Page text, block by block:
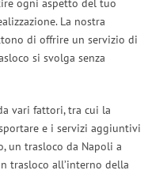
ogni aspetto del tuo
La nostra
di offrire un servizio di
si svolga senza
vari fattori, tra cui la
e i servizi aggiuntivi
un trasloco da Napoli a
trasloco all’interno della